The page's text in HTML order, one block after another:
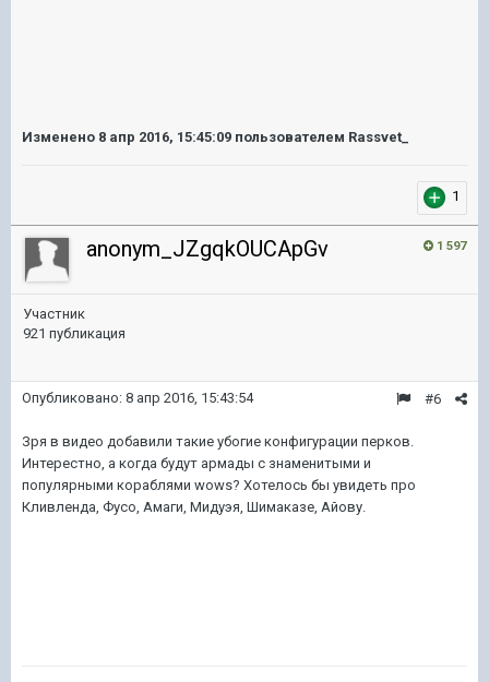
Изменено 8 апр 2016, 15:45:09 пользователем Rassvet_
1
1 597
anonym_JZgqkOUCApGv
Участник
921 публикация
#6
Опубликовано: 8 апр 2016, 15:43:54
Зря в видео добавили такие убогие конфигурации перков.
Интерестно, а когда будут армады с знаменитыми и
популярными кораблями wows? Хотелось бы увидеть про
Кливленда, Фусо, Амаги, Мидуэя, Шимаказе, Айову.